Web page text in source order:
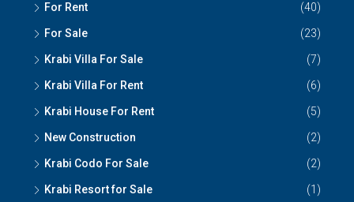
For Rent (40)
For Sale (23)
Krabi Villa For Sale (7)
Krabi Villa For Rent (6)
Krabi House For Rent (5)
New Construction (2)
Krabi Codo For Sale (2)
Krabi Resort for Sale (1)